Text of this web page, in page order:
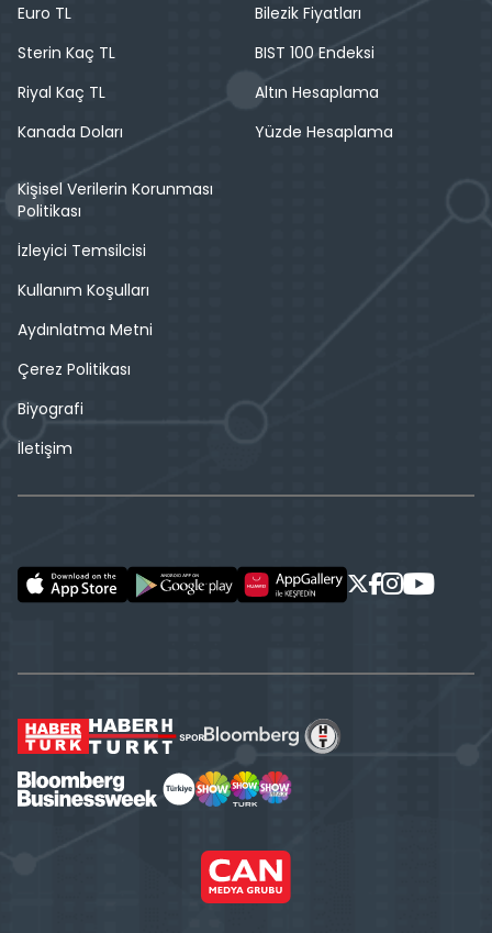
Euro TL
Sterin Kaç TL
Riyal Kaç TL
Kanada Doları
Bilezik Fiyatları
BIST 100 Endeksi
Altın Hesaplama
Yüzde Hesaplama
Kişisel Verilerin Korunması
Politikası
İzleyici Temsilcisi
Kullanım Koşulları
Aydınlatma Metni
Çerez Politikası
Biyografi
İletişim